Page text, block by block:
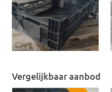
Vergelijkbaar aanbod